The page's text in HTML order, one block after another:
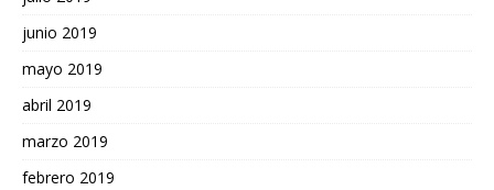
junio 2019
mayo 2019
abril 2019
marzo 2019
febrero 2019